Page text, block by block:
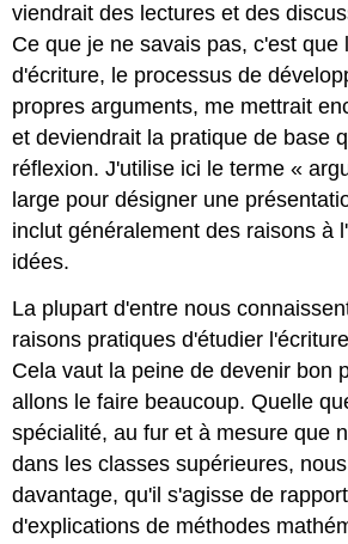
viendrait des lectures et des
Ce que je ne savais pas, c'est que
d'écriture, le processus de
propres arguments, me mettrait
et deviendrait la pratique de base
réflexion. J'utilise ici le terme «
large pour désigner une
inclut généralement des raisons à
idées.
La plupart d'entre nous
raisons pratiques d'étudier
Cela vaut la peine de devenir bon
allons le faire beaucoup. Quelle
spécialité, au fur et à mesure que
dans les classes supérieures,
davantage, qu'il s'agisse de
d'explications de méthodes